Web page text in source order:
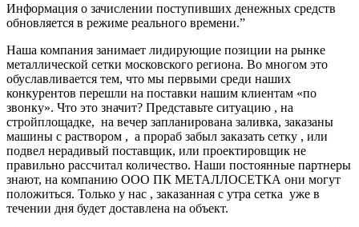
Информация о зачислении поступивших денежных средств
обновляется в режиме реального времени.”
Наша компания занимает лидирующие позиции на рынке
металлической сетки московского региона. Во многом это
обуславливается тем, что мы первыми среди наших
конкурентов перешли на поставки нашим клиентам «по
звонку». Что это значит? Представьте ситуацию , на
стройплощадке, на вечер запланирована заливка, заказаны
машины с раствором , а прораб забыл заказать сетку , или
подвел нерадивый поставщик, или проектировщик не
правильно рассчитал количество. Наши постоянные партнеры
знают, на компанию ООО ПК МЕТАЛЛОСЕТКА они могут
положиться. Только у нас , заказанная с утра сетка уже в
течении дня будет доставлена на объект.